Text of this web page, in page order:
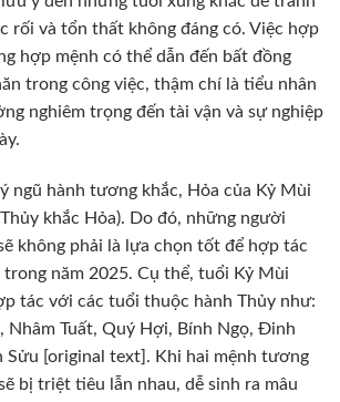
rối và tổn thất không đáng có. Việc hợp
hợp mệnh có thể dẫn đến bất đồng
trong công việc, thậm chí là tiểu nhân
nghiêm trọng đến tài vận và sự nghiệp
ngũ hành tương khắc, Hỏa của Kỷ Mùi
khắc Hỏa). Do đó, những người
không phải là lựa chọn tốt để hợp tác
trong năm 2025. Cụ thể, tuổi Kỷ Mùi
tác với các tuổi thuộc hành Thủy như:
Nhâm Tuất, Quý Hợi, Bính Ngọ, Đinh
Sửu [original text]. Khi hai mệnh tương
bị triệt tiêu lẫn nhau, dễ sinh ra mâu